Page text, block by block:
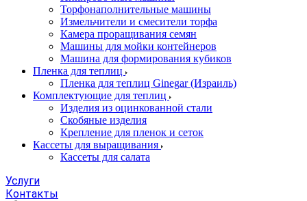
Торфонаполнительные машины
Измельчители и смесители торфа
Камера проращивания семян
Машины для мойки контейнеров
Машина для формирования кубиков
Пленка для теплиц
Пленка для теплиц Ginegar (Израиль)
Комплектующие для теплиц
Изделия из оцинкованной стали
Скобяные изделия
Крепление для пленок и сеток
Кассеты для выращивания
Кассеты для салата
Услуги
Контакты